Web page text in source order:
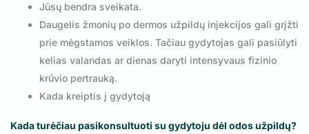
Jūsų bendra sveikata.
Daugelis žmonių po dermos užpildų injekcijos gali grįžti
prie mėgstamos veiklos. Tačiau gydytojas gali pasiūlyti
kelias valandas ar dienas daryti intensyvaus fizinio
krūvio pertrauką.
Kada kreiptis į gydytoją
Kada turėčiau pasikonsultuoti su gydytoju dėl odos užpildų?